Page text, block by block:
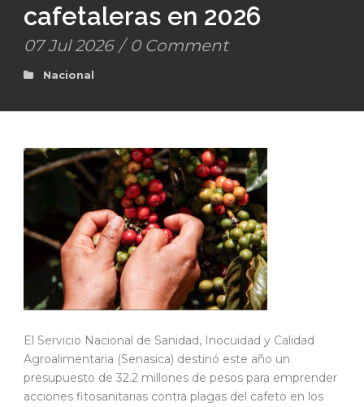
cafetaleras en 2026
07 Jul 2026 / 0 Comment
Nacional
El Servicio Nacional de Sanidad, Inocuidad y Calidad
Agroalimentaria (Senasica) destinó este año un
presupuesto de 32.2 millones de pesos para emprender
acciones fitosanitarias contra plagas del cafeto en los